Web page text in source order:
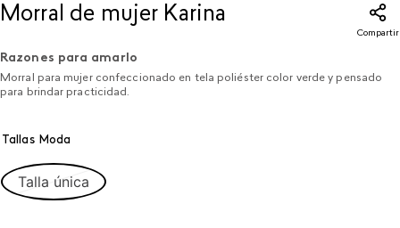
Morral de mujer Karina
Compartir
Razones para amarlo
Morral para mujer confeccionado en tela poliéster color verde y pensado
para brindar practicidad.
Tallas Moda
Talla única